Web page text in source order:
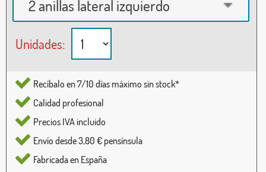
2 anillas lateral izquierdo
Unidades:
Recíbalo en 7/10 días máximo sin stock*
Calidad profesional
Precios IVA incluido
Envío desde 3,80 € pensínsula
Fabricada en España